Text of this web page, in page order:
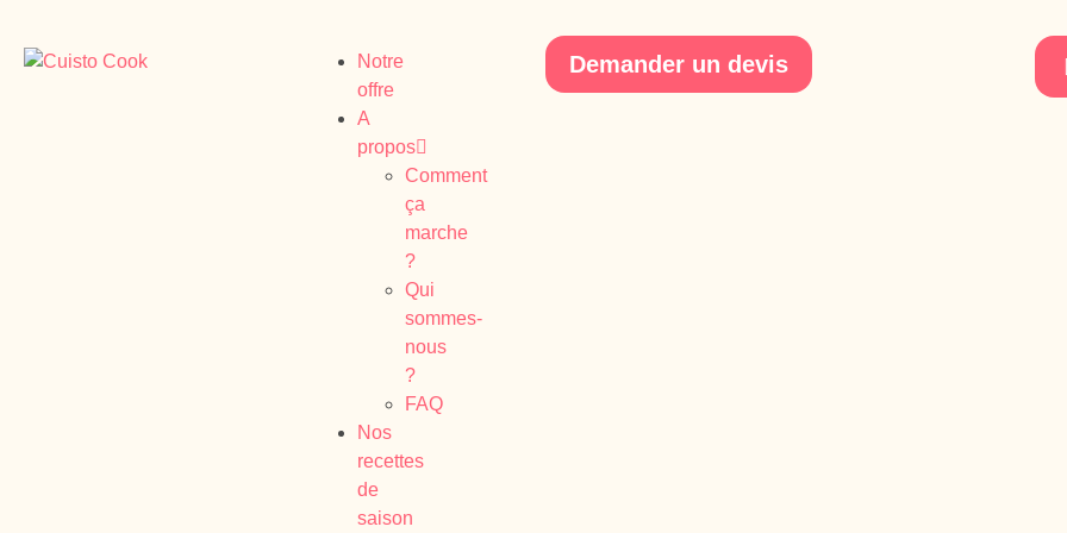
Notre
offre
A
propos
Comment
ça
marche
?
Qui
sommes-
nous
?
FAQ
Nos
recettes
de
saison
Demander un devis